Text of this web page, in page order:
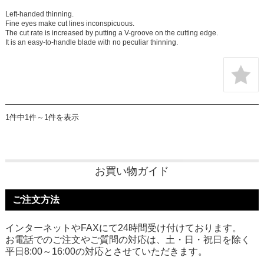
Left-handed thinning.
Fine eyes make cut lines inconspicuous.
The cut rate is increased by putting a V-groove on the cutting edge.
It is an easy-to-handle blade with no peculiar thinning.
1件中1件～1件を表示
お買い物ガイド
ご注文方法
インターネットやFAXにて24時間受け付けております。
お電話でのご注文やご質問の対応は、土・日・祝日を除く
平日8:00～16:00の対応とさせていただきます。